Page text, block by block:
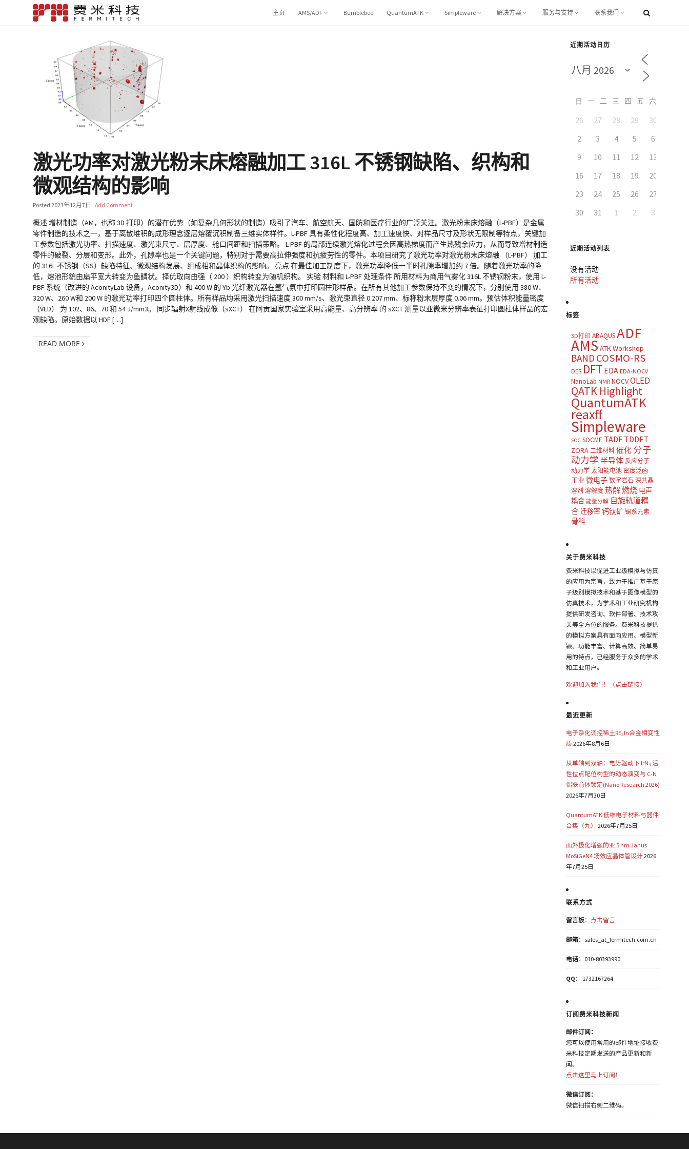
主页 AMS/ADF Bumblebee QuantumATK Simpleware 解决方案 服务与支持 联系我们
激光功率对激光粉末床熔融加工 316L 不锈钢缺陷、织构和
微观结构的影响
Posted2023年12月7日 ·Add Comment
概述 增材制造（AM，也称 3D 打印）的潜在优势（如复杂几何形状的制造）吸引了汽车、航空航天、国防和医疗行业的广泛关注。激光粉末床熔融（L-PBF）是金属
零件制造的技术之一，基于离散堆积的成形理念逐层熔覆沉积制备三维实体样件。L-PBF 具有柔性化程度高、加工速度快、对样品尺寸及形状无限制等特点，关键加
工参数包括激光功率、扫描速度、激光束尺寸、层厚度、舱口间距和扫描策略。 L-PBF 的局部连续激光熔化过程会因高热梯度而产生热残余应力，从而导致增材制造
零件的破裂、分层和变形。此外，孔隙率也是一个关键问题，特别对于需要高拉伸强度和抗疲劳性的零件。本项目研究了激光功率对激光粉末床熔融 （L-PBF） 加工
的 316L 不锈钢（SS）缺陷特征、微观结构发展、组成相和晶体织构的影响。 亮点 在最佳加工制度下，激光功率降低一半时孔隙率增加约 7 倍。随着激光功率的降
低，熔池形貌由扁平宽大转变为鱼鳞状。择优取向由强（ 200 ）织构转变为随机织构。 实验 材料和 L-PBF 处理条件 所用材料为商用气雾化 316L 不锈钢粉末，使用 L-
PBF 系统（改进的 AconityLab 设备，Aconity3D）和 400 W 的 Yb 光纤激光器在氩气氛中打印圆柱形样品。在所有其他加工参数保持不变的情况下，分别使用 380 W、
320 W、260 W和 200 W 的激光功率打印四个圆柱体。所有样品均采用激光扫描速度 300 mm/s、激光束直径 0.207 mm、标称粉末层厚度 0.06 mm。预估体积能量密度
（VED） 为 102、86、70 和 54 J/mm3。 同步辐射X射线成像（sXCT） 在阿贡国家实验室采用高能量、高分辨率 的 sXCT 测量以亚微米分辨率表征打印圆柱体样品的宏
观缺陷。原始数据以 HDF […]
READ MORE
近期活动日历
日 一 二 三 四 五
26 27 28 29 30
2
3 4 5 6
9
10 11 12 13
16
17 18 19 20
23
24 25 26 27
30
31 1 2 3
近期活动列表
没有活动
所有活动
标签
3D打印 ABAQUSADF
AMS ATK Workshop
BAND COSMO-RS
DES DFT EDA EDA-NOCV
NanoLab NMR NOCVOLED
QATK Highlight
QuantumATK
reaxff
Simpleware
SOC SOCME TADF TDDFT
ZORA 二维材料 催化 分子
动力学 半导体 反应分子
动力学 太阳能电池 密度泛函
工业 微电子 数字岩石 深共晶
溶剂 溶解度 热解燃烧 电声
耦合 能量分解 自旋轨道耦
合迁移率钙钛矿 镧系元素
骨科
关于费米科技
费米科技以促进工业级模拟与仿真
的应用为宗旨，致力于推广基于原
子级别模拟技术和基于图像模型的
仿真技术，为学术和工业研究机构
提供研发咨询、软件部署、技术攻
关等全方位的服务。费米科技提供
的模拟方案具有面向应用、模型新
颖、功能丰富、计算高效、简单易
用的特点，已经服务于众多的学术
和工业用户。
欢迎加入我们！（点击链接）
最近更新
电子杂化调控稀土RE₂In合金相变性
质2026年8月6日
从单轴到双轴：电势驱动下 IrN₄ 活
性位点配位构型的动态演变与 C-N
偶联前体锁定(Nano Research 2026)
2026年7月30日
QuantumATK 低维电子材料与器件
合集（九）
2026年7月25日
面外极化增强的亚 5 nm Janus
MoSiGeN4 场效应晶体管设计2026
年7月25日
联系方式
留言板： 点击留言
邮箱：sales_at_fermitech.com.cn
电话：010-80393990
QQ ： 1732167264
订阅费米科技新闻
邮件订阅：
您可以使用常用的邮件地址接收费
米科技定期发送的产品更新和新
闻。
点击这里马上订阅 ！
微信订阅：
微信扫描右侧二维码。